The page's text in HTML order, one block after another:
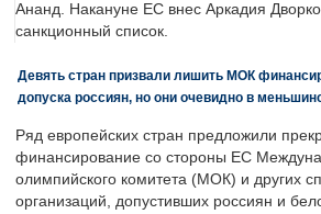
Ананд. Накануне ЕС внес Аркадия
санкционный список.
Девять стран призвали лишить МОК
допуска россиян, но они очевидно в
Ряд европейских стран предложили
финансирование со стороны ЕС
олимпийского комитета (МОК) и других
организаций, допустивших россиян и